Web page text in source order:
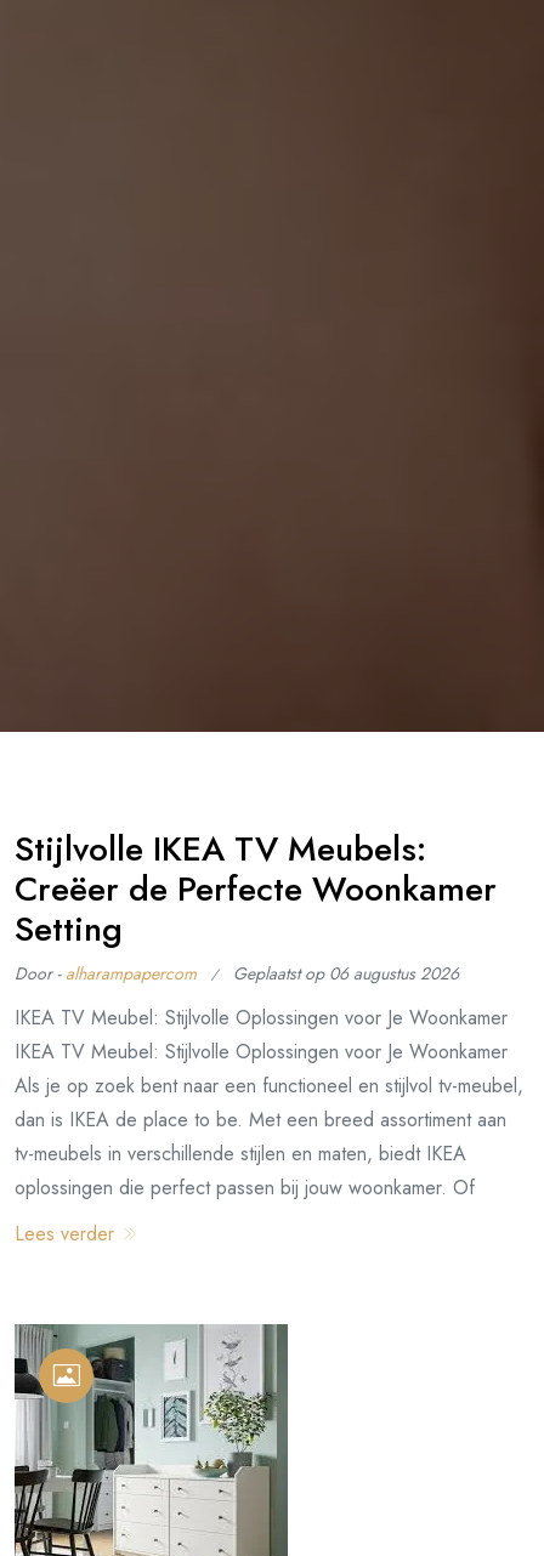
Stijlvolle IKEA TV Meubels:
Creëer de Perfecte Woonkamer
Setting
Door - alharampapercom Geplaatst op 06 augustus 2026
IKEA TV Meubel: Stijlvolle Oplossingen voor Je Woonkamer
IKEA TV Meubel: Stijlvolle Oplossingen voor Je Woonkamer
Als je op zoek bent naar een functioneel en stijlvol tv-meubel,
dan is IKEA de place to be. Met een breed assortiment aan
tv-meubels in verschillende stijlen en maten, biedt IKEA
oplossingen die perfect passen bij jouw woonkamer. Of
Lees verder